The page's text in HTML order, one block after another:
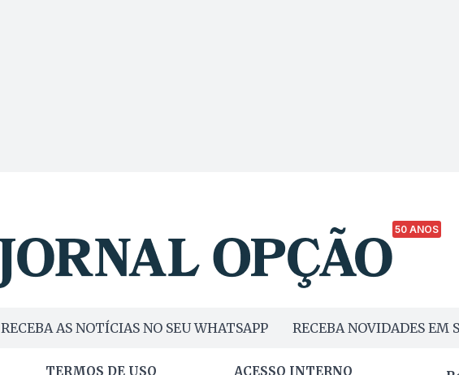
50 ANOS
RECEBA AS NOTÍCIAS NO SEU WHATSAPP RECEBA NOVIDADES EM
TERMOS DE USO ACESSO INTERNO